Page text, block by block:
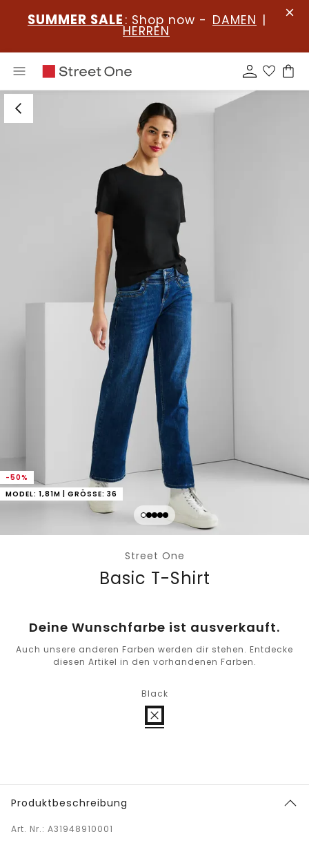
SUMMER SALE : Shop now - DAMEN |
HERREN
-50%
MODEL: 1,81M | GRÖSSE: 36
Street One
Basic T-Shirt
Deine Wunschfarbe ist ausverkauft.
Auch unsere anderen Farben werden dir stehen. Entdecke
diesen Artikel in den vorhandenen Farben.
Black
Produktbeschreibung
Art. Nr.: A31948910001